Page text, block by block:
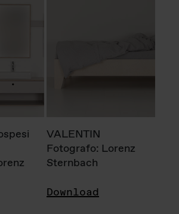
VALENTIN
Fotografo: Lorenz
Sternbach
Download